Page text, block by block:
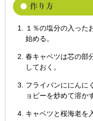
１％の塩分の入った
始める。
春キャベツは芯の部
しておく。
フライパンににんに
ョビーを炒めて溶か
キャベツと桜海老を